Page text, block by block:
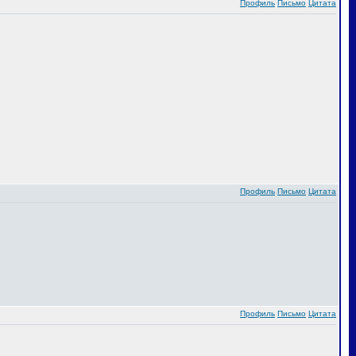
Профиль Письмо Цитата
Профиль Письмо Цитата
Профиль Письмо Цитата